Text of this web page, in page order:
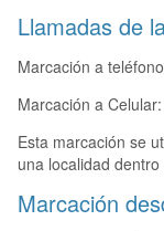
Llamadas de
Marcación a
Marcación a
Esta marcación se
una localidad
Marcación